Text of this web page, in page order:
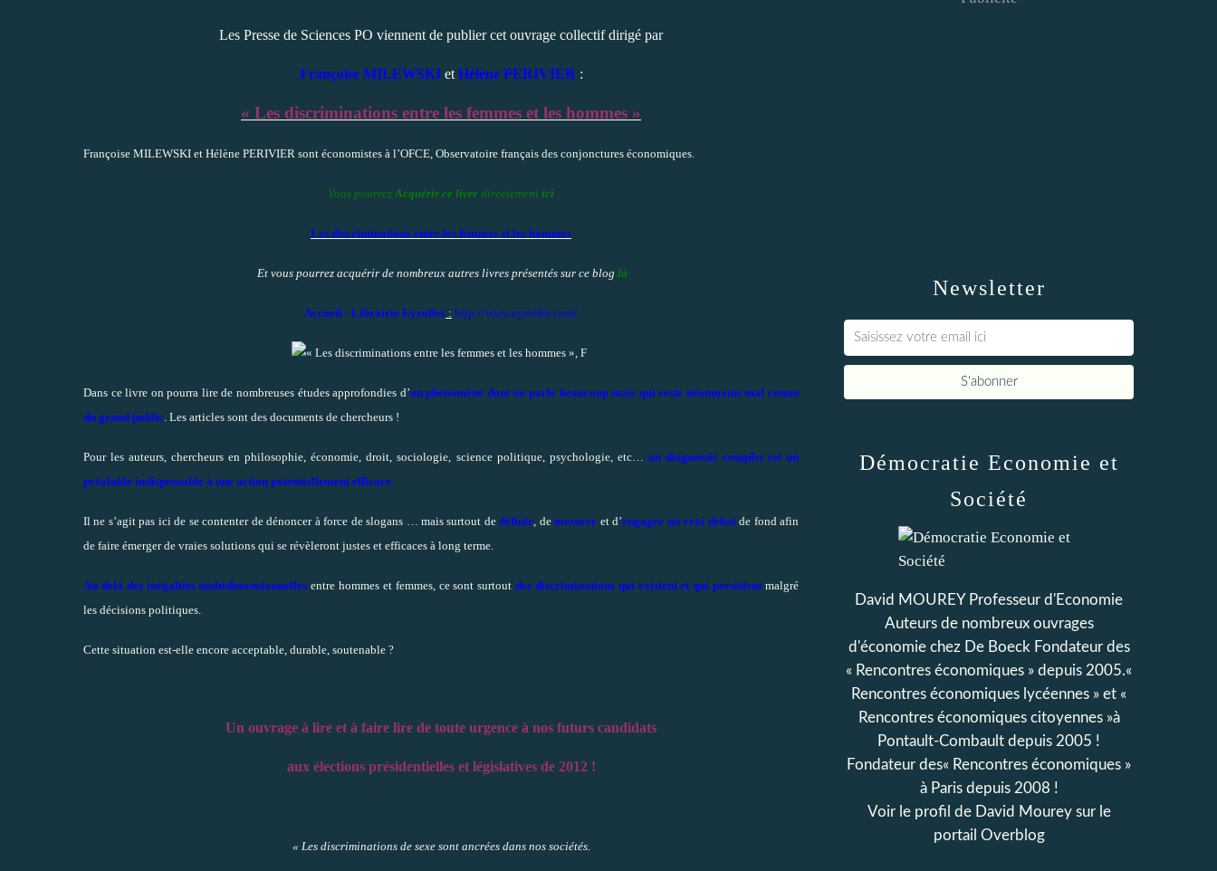
Les Presse de Sciences PO viennent de publier cet ouvrage collectif dirigé par
Françoise MILEWSKIet Hélène PERIVIER :
« Les discriminations entre les femmes et les hommes »
Françoise MILEWSKI et Hélène PERIVIER sont économistes à l’OFCE, Observatoire français des conjonctures économiques.
Vous pourrez Acquérir ce livre directement ici
Les discriminations entre les femmes et les hommes
Et vous pourrez acquérir de nombreux autres livres présentés sur ce blog là
Accueil - Librairie Eyrolles : http://www.eyrolles.com/
Dans ce livre on pourra lire de nombreuses études approfondies d’un phénomène dont on parle beaucoup mais qui reste néanmoins mal connu
du grand public . Les articles sont des documents de chercheurs !
Pour les auteurs, chercheurs en philosophie, économie, droit, sociologie, science politique, psychologie, etc… un diagnostic complet est un
préalable indispensable à une action potentiellement efficace.
Il ne s’agit pas ici de se contenter de dénoncer à force de slogans … mais surtout dedéfinir , demesurer et d’engager un vrai débatde fond afin
de faire émerger de vraies solutions qui se révèleront justes et efficaces à long terme.
Au delà des inégalités multidimensionnelles entre hommes et femmes, ce sont surtoutdes discriminations qui existent et qui persistent malgré
les décisions politiques.
Cette situation est-elle encore acceptable, durable, soutenable ?
Un ouvrage à lire et à faire lire de toute urgence à nos futurs candidats
aux élections présidentielles et législatives de 2012 !
« Les discriminations de sexe sont ancrées dans nos sociétés.
Newsletter
Démocratie Economie et
Société
David MOUREY Professeur d'Economie
Auteurs de nombreux ouvrages
d'économie chez De Boeck Fondateur des
« Rencontres économiques » depuis 2005.«
Rencontres économiques lycéennes » et «
Rencontres économiques citoyennes »à
Pontault-Combault depuis 2005 !
Fondateur des« Rencontres économiques »
à Paris depuis 2008 !
Voir le profil de David Moureysur le
portail Overblog